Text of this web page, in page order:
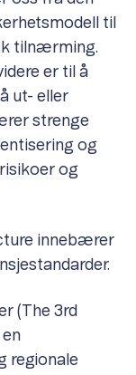
til
tilnærming.
er til å
ut- eller
strenge
og
og
innebærer
(The 3rd
regionale